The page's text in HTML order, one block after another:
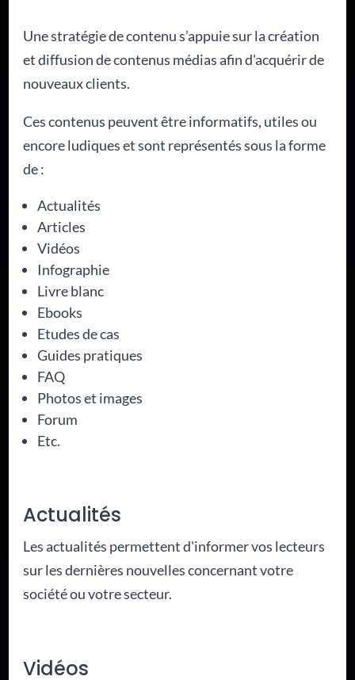
Une stratégie de contenu s’appuie sur la création
et diffusion de contenus médias afin d'acquérir de
nouveaux clients.
Ces contenus peuvent être informatifs, utiles ou
encore ludiques et sont représentés sous la forme
de :
Actualités
Articles
Vidéos
Infographie
Livre blanc
Ebooks
Etudes de cas
Guides pratiques
FAQ
Photos et images
Forum
Etc.
Actualités
Les actualités permettent d'informer vos lecteurs
sur les dernières nouvelles concernant votre
société ou votre secteur.
Vidéos